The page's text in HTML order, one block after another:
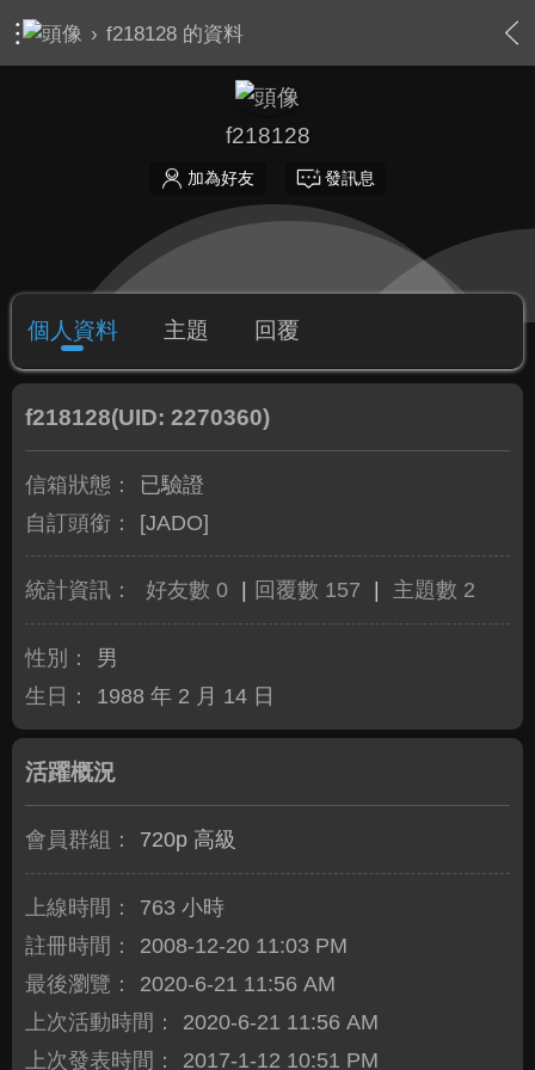
› f218128 的資料
f218128
加為好友 發訊息
個人資料 主題 回覆
f218128(UID: 2270360)
信箱狀態：
已驗證
自訂頭銜：
[JADO]
統計資訊： 好友數 0 回覆數 157 主題數 2
性別：
男
生日：
1988 年 2 月 14 日
活躍概況
會員群組： 720p 高級
上線時間：
763 小時
註冊時間：
2008-12-20 11:03 PM
最後瀏覽：
2020-6-21 11:56 AM
上次活動時間：
2020-6-21 11:56 AM
上次發表時間：
2017-1-12 10:51 PM